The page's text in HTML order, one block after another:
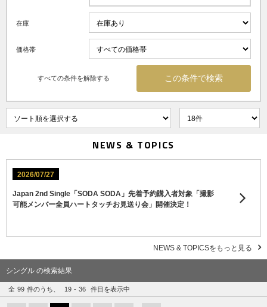
在庫
価格帯
すべての条件を解除する
NEWS & TOPICS
2026/07/27
Japan 2nd Single「SODA SODA」先着予約購入者対象「撮影
可能メンバー全員ハートタッチお見送り会」開催決定！
NEWS & TOPICSをもっと見る
シングル の検索結果
全 99 件のうち、 19 - 36 件目を表示中